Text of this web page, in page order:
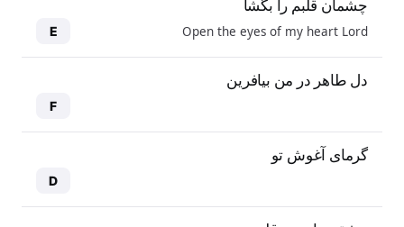
چشمان قلبم را بگشا
Open the eyes of my heart Lord
E
دل طاهر در من بیافرین
F
گرمای آغوش تو
D